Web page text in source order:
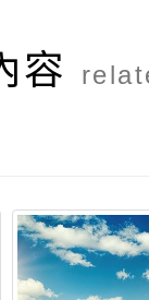
容